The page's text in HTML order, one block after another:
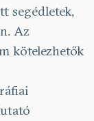
segédletek,
Az
kötelezhetők